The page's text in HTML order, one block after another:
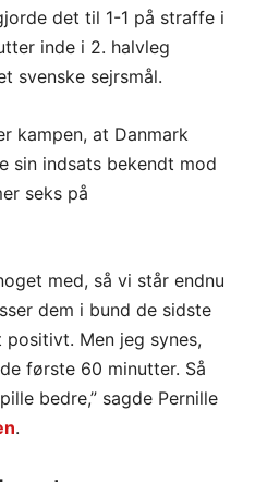
det til 1-1 på straffe i
inde i 2. halvleg
svenske sejrsmål.
kampen, at Danmark
sin indsats bekendt mod
seks på
med, så vi står endnu
dem i bund de sidste
Men jeg synes,
første 60 minutter. Så
bedre,” sagde Pernille
.